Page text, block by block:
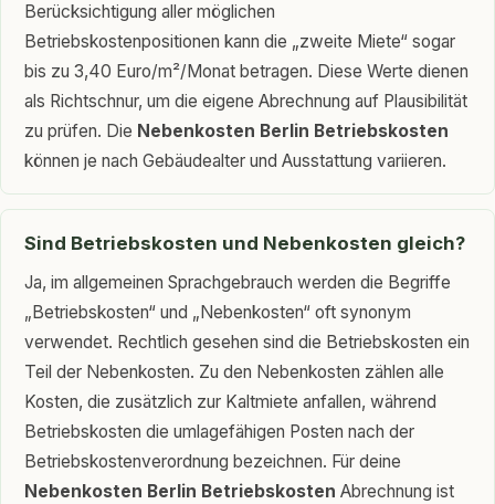
Berücksichtigung aller möglichen
Betriebskostenpositionen kann die „zweite Miete“ sogar
bis zu 3,40 Euro/m²/Monat betragen. Diese Werte dienen
als Richtschnur, um die eigene Abrechnung auf Plausibilität
zu prüfen. Die Nebenkosten Berlin Betriebskosten
können je nach Gebäudealter und Ausstattung variieren.
Sind Betriebskosten und Nebenkosten gleich?
Ja, im allgemeinen Sprachgebrauch werden die Begriffe
„Betriebskosten“ und „Nebenkosten“ oft synonym
verwendet. Rechtlich gesehen sind die Betriebskosten ein
Teil der Nebenkosten. Zu den Nebenkosten zählen alle
Kosten, die zusätzlich zur Kaltmiete anfallen, während
Betriebskosten die umlagefähigen Posten nach der
Betriebskostenverordnung bezeichnen. Für deine
Nebenkosten Berlin Betriebskosten Abrechnung ist